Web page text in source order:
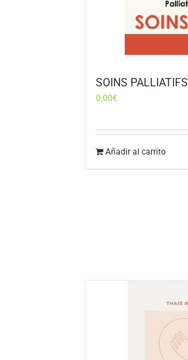
SOINS PALLIATIFS
0,00€
Añadir al carrito